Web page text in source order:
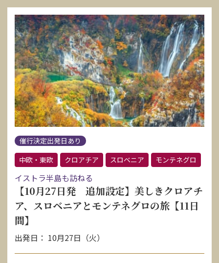
催行決定出発日あり
中欧・東欧
クロアチア スロベニア モンテネグロ
イストラ半島も訪ねる
【10月27日発 追加設定】美しきクロアチ
ア、スロベニアとモンテネグロの旅【11日
間】
出発日： 10月27日（火）